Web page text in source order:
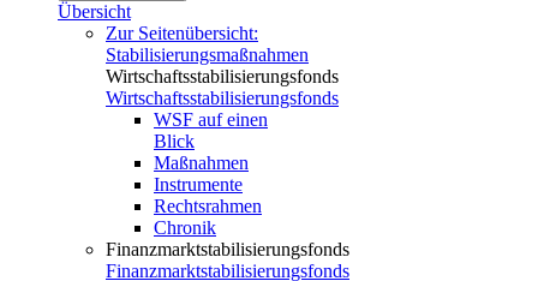
Übersicht
Zur Seitenübersicht:
Stabilisierungsmaßnahmen
Wirtschaftsstabilisierungsfonds
Wirtschaftsstabilisierungsfonds
WSF auf einen
Blick
Maßnahmen
Instrumente
Rechtsrahmen
Chronik
Finanzmarktstabilisierungsfonds
Finanzmarktstabilisierungsfonds